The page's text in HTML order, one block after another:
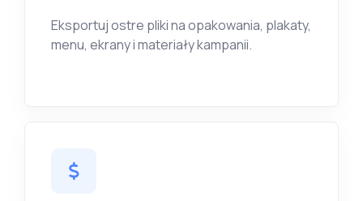
Eksportuj ostre pliki na opakowania, plakaty,
menu, ekrany i materiały kampanii.